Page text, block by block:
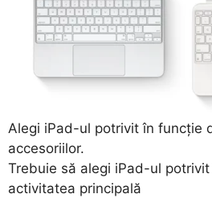
Alegi iPad-ul potrivit în funcție
accesoriilor.
Trebuie să alegi iPad-ul
activitatea principală